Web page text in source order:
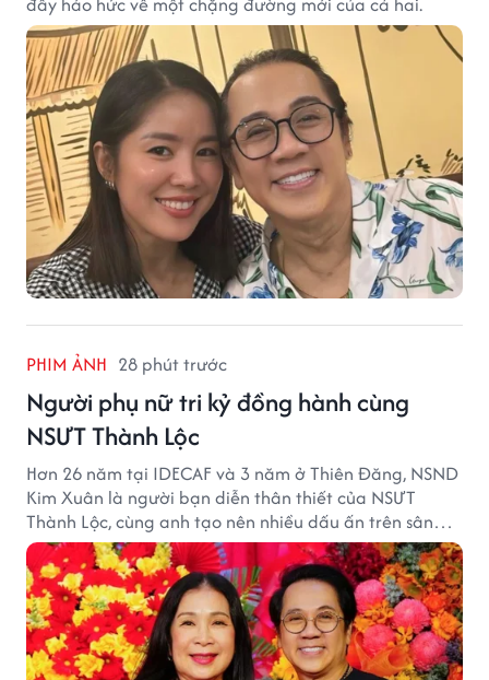
PHIM ẢNH 28 phút trước
Người phụ nữ tri kỷ đồng hành cùng
NSƯT Thành Lộc
Hơn 26 năm tại IDECAF và 3 năm ở Thiên Đăng, NSND
Kim Xuân là người bạn diễn thân thiết của NSƯT
Thành Lộc, cùng anh tạo nên nhiều dấu ấn trên sân
khấu.